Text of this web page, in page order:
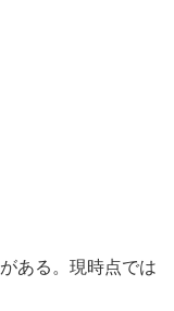
ある。現時点では